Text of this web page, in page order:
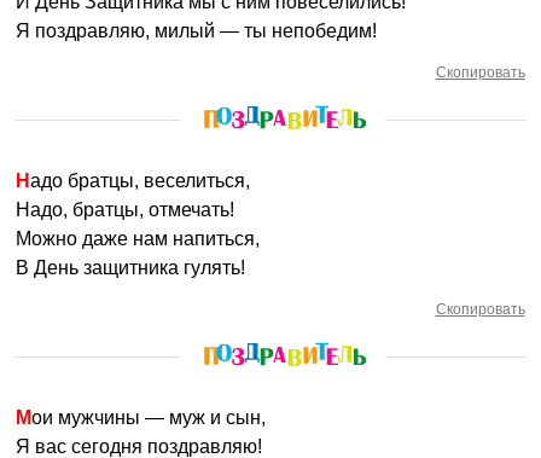
Я поздравляю, милый — ты непобедим!
Скопировать
Надо братцы, веселиться,
Надо, братцы, отмечать!
Можно даже нам напиться,
В День защитника гулять!
Скопировать
Мои мужчины — муж и сын,
Я вас сегодня поздравляю!